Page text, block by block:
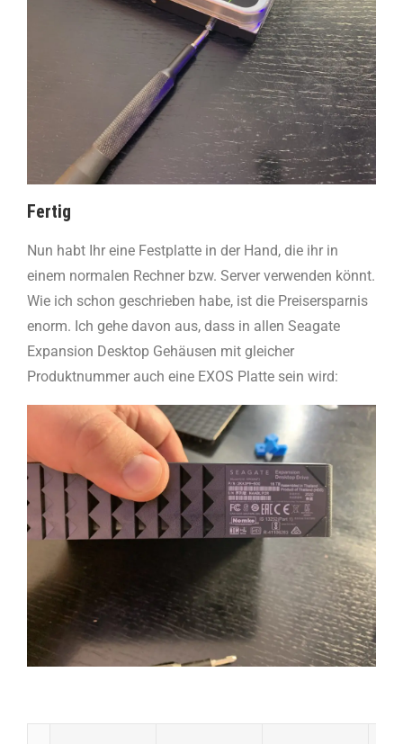
Fertig
Nun habt Ihr eine Festplatte in der Hand, die ihr in
einem normalen Rechner bzw. Server verwenden könnt.
Wie ich schon geschrieben habe, ist die Preisersparnis
enorm. Ich gehe davon aus, dass in allen Seagate
Expansion Desktop Gehäusen mit gleicher
Produktnummer auch eine EXOS Platte sein wird: